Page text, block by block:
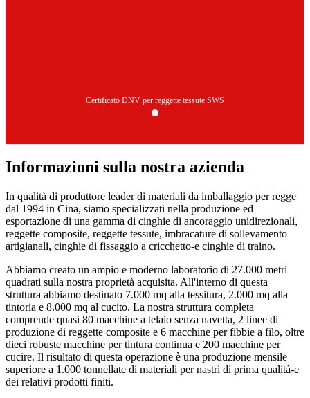
Certificato DNV per reggette tessute SWS
Informazioni sulla nostra azienda
In qualità di produttore leader di materiali da imballaggio per regge
dal 1994 in Cina, siamo specializzati nella produzione ed
esportazione di una gamma di cinghie di ancoraggio unidirezionali,
reggette composite, reggette tessute, imbracature di sollevamento
artigianali, cinghie di fissaggio a cricchetto-e cinghie di traino.
Abbiamo creato un ampio e moderno laboratorio di 27.000 metri
quadrati sulla nostra proprietà acquisita. All'interno di questa
struttura abbiamo destinato 7.000 mq alla tessitura, 2.000 mq alla
tintoria e 8.000 mq al cucito. La nostra struttura completa
comprende quasi 80 macchine a telaio senza navetta, 2 linee di
produzione di reggette composite e 6 macchine per fibbie a filo, oltre
dieci robuste macchine per tintura continua e 200 macchine per
cucire. Il risultato di questa operazione è una produzione mensile
superiore a 1.000 tonnellate di materiali per nastri di prima qualità-e
dei relativi prodotti finiti.